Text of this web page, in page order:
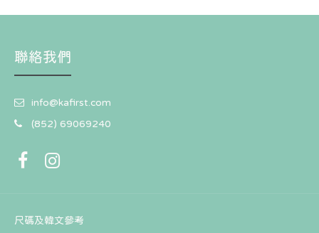
聯絡我們
info@kafirst.com
(852) 69069240
尺碼及韓文參考